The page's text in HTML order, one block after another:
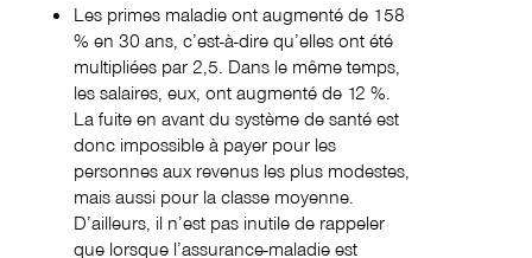
Les primes maladie ont augmenté de 158
% en 30 ans, c’est-à-dire qu’elles ont été
multipliées par 2,5. Dans le même temps,
les salaires, eux, ont augmenté de 12 %.
La fuite en avant du système de santé est
donc impossible à payer pour les
personnes aux revenus les plus modestes,
mais aussi pour la classe moyenne.
D’ailleurs, il n’est pas inutile de rappeler
que lorsque l’assurance-maladie est